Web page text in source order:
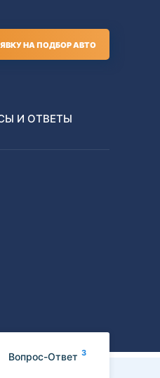
НА ПОДБОР АВТО
И ОТВЕТЫ
Вопрос-Ответ 3